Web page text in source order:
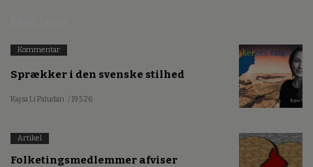
Kommentar
Sprækker i den svenske stilhed
Kajsa Li Paludan / 19.5.26
Artikel
Folketingsmedlemmer afviser